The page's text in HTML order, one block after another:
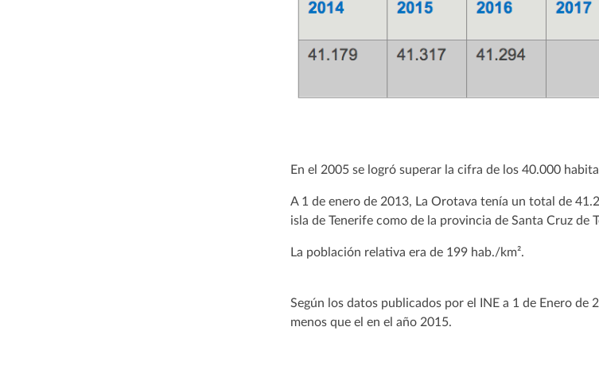
En el 2005 se logró superar la cifra de los 40.000
A 1 de enero de 2013, La Orotava tenía un total de
isla de Tenerife como de la provincia de Santa Cruz de
La población relativa era de 199 hab./km².
Según los datos publicados por el INE a 1 de Enero
menos que el en el año 2015.